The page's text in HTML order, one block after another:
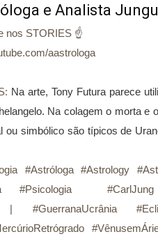
e Analista
nos STORIES ☝
aastrologa
Na arte, Tony Futura parece
Na colagem o morta e
ou simbólico são típicos de
#Astróloga #Astrology
#Psicologia  #CarlJung
| #GuerranaUcrânia